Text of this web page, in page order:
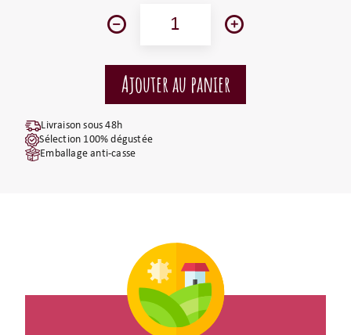
Livraison sous 48h
Sélection 100% dégustée
Emballage anti-casse